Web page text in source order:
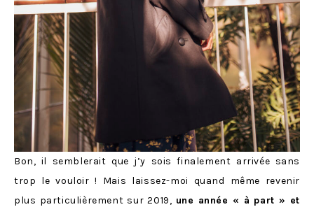
Bon, il semblerait que j’y sois finalement arrivée sans
trop le vouloir ! Mais laissez-moi quand même revenir
plus particulièrement sur 2019, une année « à part » et